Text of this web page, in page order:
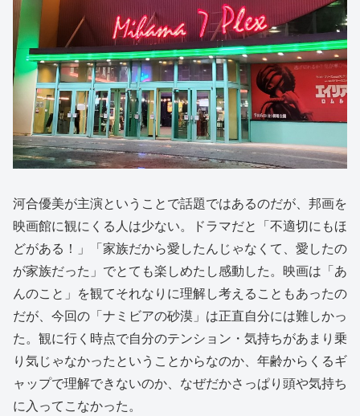
河合優美が主演ということで話題ではあるのだが、邦画を
映画館に観にくる人は少ない。ドラマだと「不適切にもほ
どがある！」「家族だから愛したんじゃなくて、愛したの
が家族だった」でとても楽しめたし感動した。映画は「あ
んのこと」を観てそれなりに理解し考えることもあったの
だが、今回の「ナミビアの砂漠」は正直自分には難しかっ
た。観に行く時点で自分のテンション・気持ちがあまり乗
り気じゃなかったということからなのか、年齢からくるギ
ャップで理解できないのか、なぜだかさっぱり頭や気持ち
に入ってこなかった。